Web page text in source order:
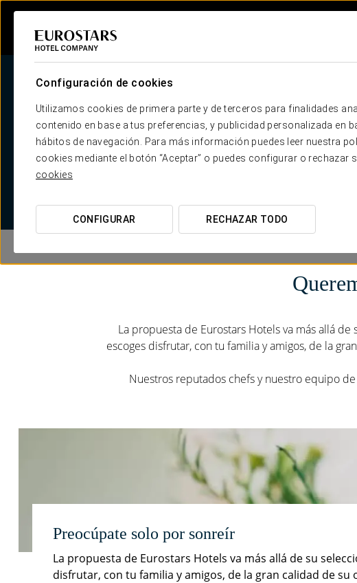
Configuración de cookies
Utilizamos cookies de primera parte y de terceros para finalidades
contenido en base a tus preferencias, y publicidad personalizada en
hábitos de navegación. Para más información puedes leer nuestra
cookies mediante el botón “Aceptar” o puedes configurar o rechazar
cookies
CONFIGURAR RECHAZAR TODO
Te
La propuesta de Eurostars Hotels va más allá
escoges disfrutar, con tu familia y amigos, de la
Nuestros reputados chefs y nuestro equipo
Preocúpate solo por sonreír
La propuesta de Eurostars Hotels va más allá de su
disfrutar, con tu familia y amigos, de la gran calidad de